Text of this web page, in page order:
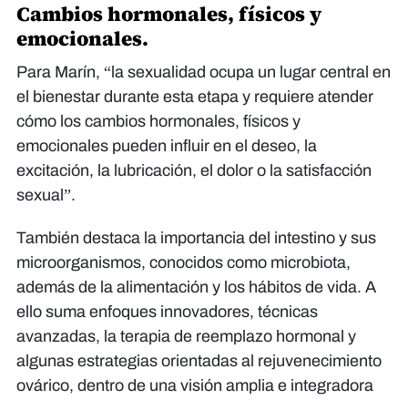
Cambios hormonales, físicos y
emocionales.
Para Marín, “la sexualidad ocupa un lugar central en
el bienestar durante esta etapa y requiere atender
cómo los cambios hormonales, físicos y
emocionales pueden influir en el deseo, la
excitación, la lubricación, el dolor o la satisfacción
sexual”.
También destaca la importancia del intestino y sus
microorganismos, conocidos como microbiota,
además de la alimentación y los hábitos de vida. A
ello suma enfoques innovadores, técnicas
avanzadas, la terapia de reemplazo hormonal y
algunas estrategias orientadas al rejuvenecimiento
ovárico, dentro de una visión amplia e integradora